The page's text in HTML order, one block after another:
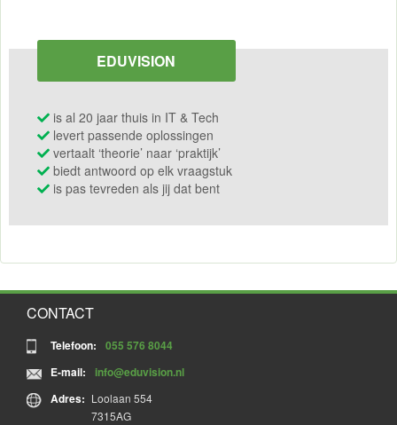
EDUVISION
is al 20 jaar thuis in IT & Tech
levert passende oplossingen
vertaalt ‘theorie’ naar ‘praktijk’
biedt antwoord op elk vraagstuk
is pas tevreden als jij dat bent
CONTACT
Telefoon:
055 576 8044
E-mail:
info@eduvision.nl
Adres: Loolaan 554
7315AG